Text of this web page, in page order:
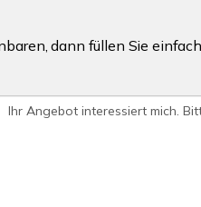
dann füllen Sie